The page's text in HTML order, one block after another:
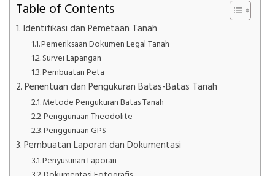
Table of Contents
Identifikasi dan Pemetaan Tanah
Pemeriksaan Dokumen Legal Tanah
Survei Lapangan
Pembuatan Peta
Penentuan dan Pengukuran Batas-Batas Tanah
Metode Pengukuran Batas Tanah
Penggunaan Theodolite
Penggunaan GPS
Pembuatan Laporan dan Dokumentasi
Penyusunan Laporan